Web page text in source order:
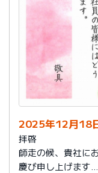
2025年12月18
拝啓
師走の候、貴社に
慶び申し上げます